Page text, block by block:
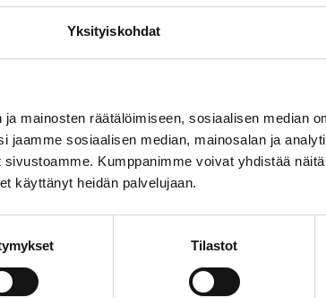
Yksityiskohdat
mainosten räätälöimiseen, sosiaalisen median
jaamme sosiaalisen median, mainosalan ja
Kumppanimme voivat yhdistää
käyttänyt heidän palvelujaan.
Tilastot